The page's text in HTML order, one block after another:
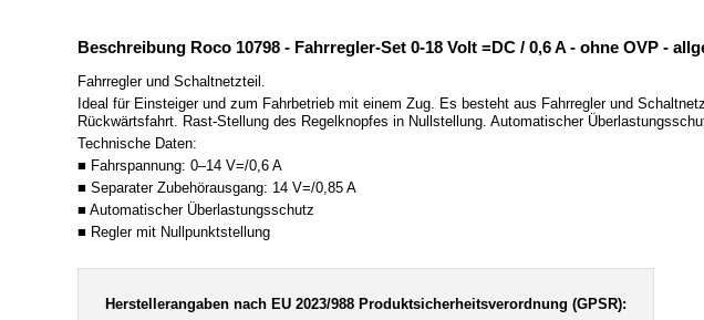
Beschreibung Roco 10798 - Fahrregler-Set 0-18 Volt =DC / 0,6 A - ohne OVP -
Fahrregler und Schaltnetzteil.
Ideal für Einsteiger und zum Fahrbetrieb mit einem Zug. Es besteht aus Fahrregler und
Rückwärtsfahrt. Rast-Stellung des Regelknopfes in Nullstellung. Automatischer
Technische Daten:
■ Fahrspannung: 0–14 V=/0,6 A
■ Separater Zubehörausgang: 14 V=/0,85 A
■ Automatischer Überlastungsschutz
■ Regler mit Nullpunktstellung
Herstellerangaben nach EU 2023/988 Produktsicherheitsverordnung (GPSR):